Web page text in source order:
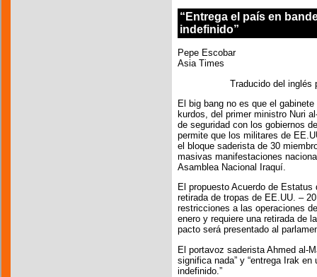
“Entrega el país en
indefinido”
Pepe Escobar
Asia Times
Traducido del inglés
El big bang no es que el
kurdos, del primer ministro Nuri
de seguridad con los gobiernos
permite que los militares de
el bloque saderista de 30
masivas manifestaciones
Asamblea Nacional Iraquí.
El propuesto Acuerdo de
retirada de tropas de EE.UU. –
restricciones a las operaciones
enero y requiere una retirada de
pacto será presentado al
El portavoz saderista Ahmed al-
significa nada” y “entrega Irak
indefinido.”